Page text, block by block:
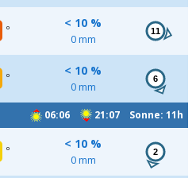
°
< 10 %
0 mm
11
°
< 10 %
0 mm
6
06:06 21:07 Sonne: 11h
°
< 10 %
0 mm
2